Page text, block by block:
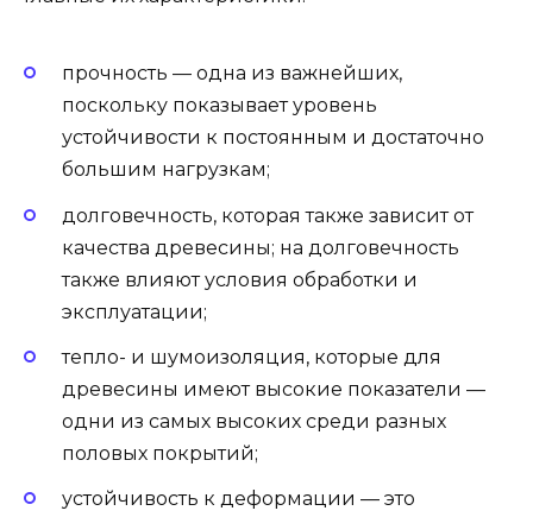
прочность — одна из важнейших,
поскольку показывает уровень
устойчивости к постоянным и достаточно
большим нагрузкам;
долговечность, которая также зависит от
качества древесины; на долговечность
также влияют условия обработки и
эксплуатации;
тепло- и шумоизоляция, которые для
древесины имеют высокие показатели —
одни из самых высоких среди разных
половых покрытий;
устойчивость к деформации — это